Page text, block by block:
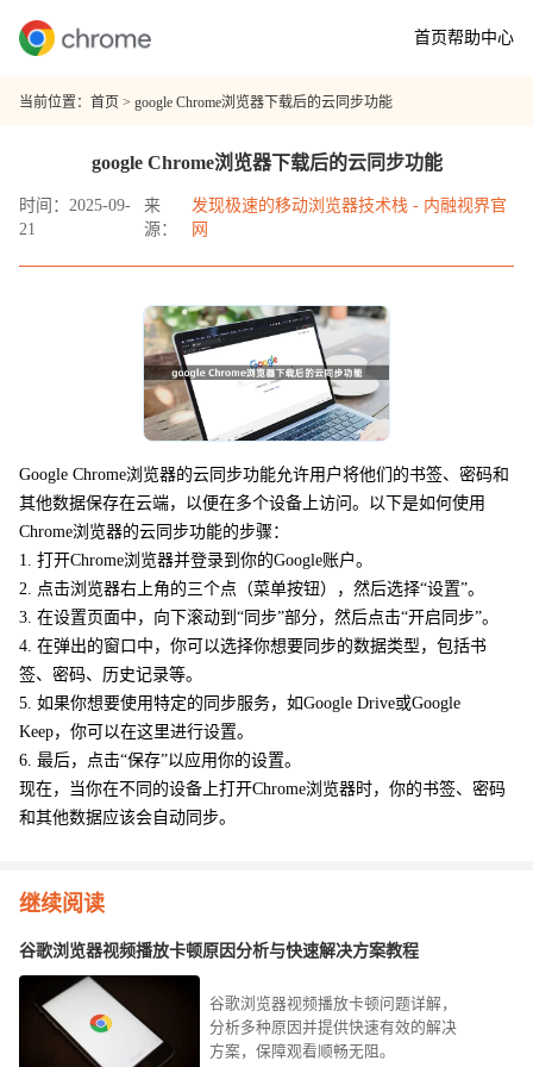
首页帮助中心
当前位置： 首页 > google Chrome浏览器下载后的云同步功能
google Chrome浏览器下载后的云同步功能
时间：2025-09-
21
来
源：
发现极速的移动浏览器技术栈 - 内融视界官
网
Google Chrome浏览器的云同步功能允许用户将他们的书签、密码和
其他数据保存在云端，以便在多个设备上访问。以下是如何使用
Chrome浏览器的云同步功能的步骤：
1. 打开Chrome浏览器并登录到你的Google账户。
2. 点击浏览器右上角的三个点（菜单按钮），然后选择“设置”。
3. 在设置页面中，向下滚动到“同步”部分，然后点击“开启同步”。
4. 在弹出的窗口中，你可以选择你想要同步的数据类型，包括书
签、密码、历史记录等。
5. 如果你想要使用特定的同步服务，如Google Drive或Google
Keep，你可以在这里进行设置。
6. 最后，点击“保存”以应用你的设置。
现在，当你在不同的设备上打开Chrome浏览器时，你的书签、密码
和其他数据应该会自动同步。
继续阅读
谷歌浏览器视频播放卡顿原因分析与快速解决方案教程
谷歌浏览器视频播放卡顿问题详解，
分析多种原因并提供快速有效的解决
方案，保障观看顺畅无阻。